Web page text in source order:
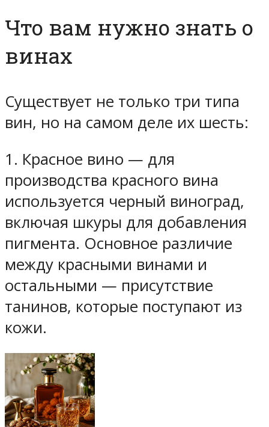
Что вам нужно знать о
винах
Существует не только три типа
вин, но на самом деле их шесть:
1. Красное вино — для
производства красного вина
используется черный виноград,
включая шкуры для добавления
пигмента. Основное различие
между красными винами и
остальными — присутствие
танинов, которые поступают из
кожи.